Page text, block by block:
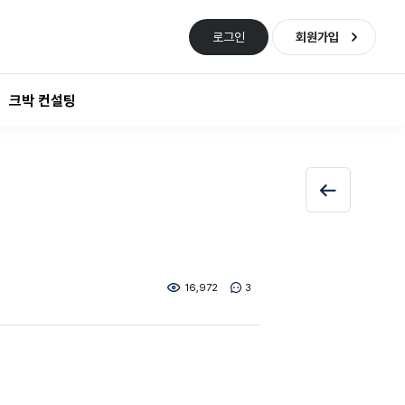
로그인 회원가입
크박 컨설팅
16,972 3